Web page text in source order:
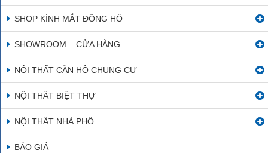
SHOP KÍNH MẮT ĐỒNG HỒ
SHOWROOM – CỬA HÀNG
NỘI THẤT CĂN HỘ CHUNG CƯ
NỘI THẤT BIỆT THỰ
NỘI THẤT NHÀ PHỐ
BÁO GIÁ